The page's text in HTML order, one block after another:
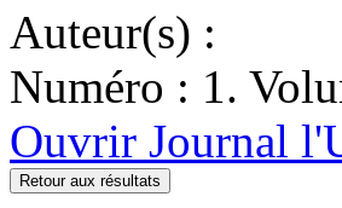
Auteur(s) :
Numéro : 1.
Ouvrir Journal
Retour aux résultats